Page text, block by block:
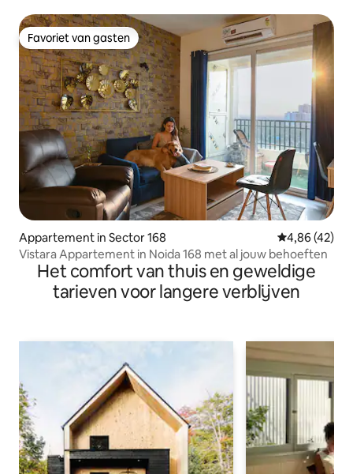
Favoriet van gasten
Favoriet van gasten
Appartement in Sector 168 Gemiddelde
4,86 (42)
Vistara Appartement in Noida 168 met al jouw behoeften
Het comfort van thuis en geweldige
tarieven voor langere verblijven